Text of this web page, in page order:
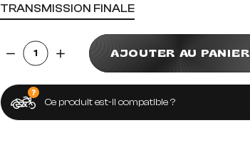
TRANSMISSION FINALE
Quantité
AJOUTER AU PANIER
Ce produit est-il compatible ?